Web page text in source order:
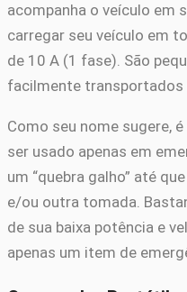
acompanha o veículo em
carregar seu veículo em
de 10 A (1 fase). São
facilmente transportados
Como seu nome sugere,
ser usado apenas em
um “quebra galho” até
e/ou outra tomada.
de sua baixa potência e
apenas um item de